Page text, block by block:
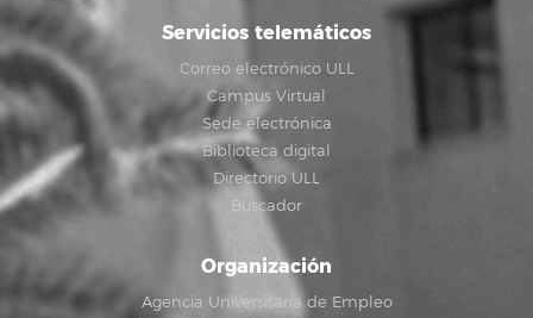
Servicios telemáticos
Correo electrónico ULL
Campus Virtual
Sede electrónica
Biblioteca digital
Directorio ULL
Buscador
Organización
Agencia Universitaria de Empleo